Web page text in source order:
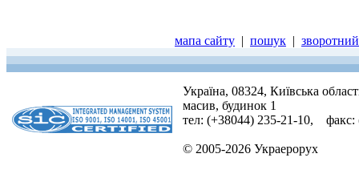
мапа сайту | пошук |
Україна, 08324, Київська
масив, будинок 1
тел: (+38044) 235-21-10, факс:
© 2005-2026 Украерорух